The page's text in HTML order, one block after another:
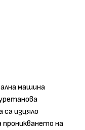
машина
изцяло
на